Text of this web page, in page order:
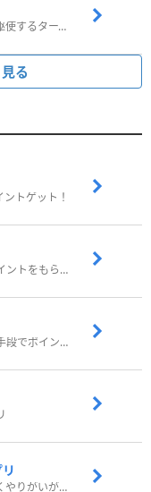
武器の『アビリティ』と『戦神』を駆使するターン制コマンドバトルRPG！
る
トゲット！
歩いてポイ活！日常生活でお得にポイントをもらおう
歩いたりアンケート回答など幅広い手段でポイントをゲット
ペットを育ってポイ活しよう！可愛くやりがいがある新感覚アプリ